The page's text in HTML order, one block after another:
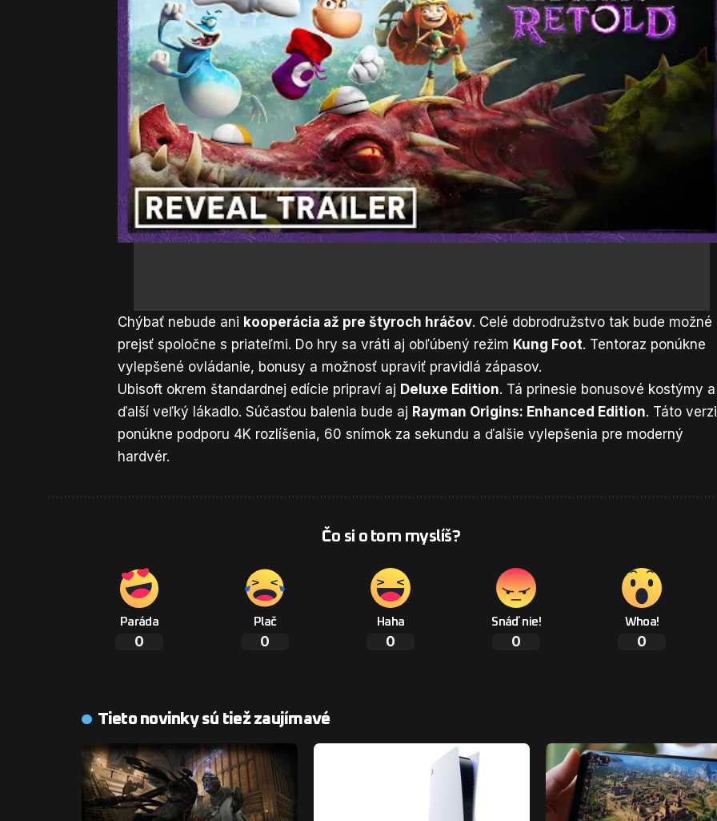
Vývojári pripravili aj rozšírený soundtrack. Postavy navyše dostanú plné dabovanie.
Fanúšikovia sa môžu tešiť aj na nové hudobné úrovne. V nich bude dôležité pohybovať sa
presne do rytmu hudby. Práve tieto pasáže patrili medzi najobľúbenejšie časti pôvodnej hry.
- Reklama -
Chýbať nebude ani kooperácia až pre štyroch hráčov. Celé dobrodružstvo tak bude možné
prejsť spoločne s priateľmi. Do hry sa vráti aj obľúbený režim Kung Foot. Tentoraz ponúkne
vylepšené ovládanie, bonusy a možnosť upraviť pravidlá zápasov.
Ubisoft okrem štandardnej edície pripraví aj Deluxe Edition. Tá prinesie bonusové kostýmy a
ďalší veľký lákadlo. Súčasťou balenia bude aj Rayman Origins: Enhanced Edition. Táto
ponúkne podporu 4K rozlíšenia, 60 snímok za sekundu a ďalšie vylepšenia pre moderný
hardvér.
Čo si o tom myslíš?
Paráda
0
Plač
0
Haha
0
Snáď nie!
0
Whoa!
0
Tieto novinky sú tiež zaujímavé